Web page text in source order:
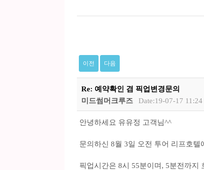
이전 다음
Re: 예약확인 겸 픽업변경문의
미드썸머크루즈
Date:19-07-17 11:24
안녕하세요 유유정 고객님^^
문의하신 8월 3일 오전 투어 리프호
픽업시간은 8시 55분이며, 5분전까지